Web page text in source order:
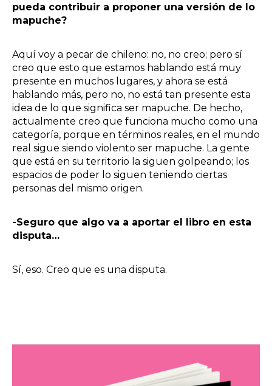
pueda contribuir a proponer una versión de lo
mapuche?
Aquí voy a pecar de chileno: no, no creo; pero sí
creo que esto que estamos hablando está muy
presente en muchos lugares, y ahora se está
hablando más, pero no, no está tan presente esta
idea de lo que significa ser mapuche. De hecho,
actualmente creo que funciona mucho como una
categoría, porque en términos reales, en el mundo
real sigue siendo violento ser mapuche. La gente
que está en su territorio la siguen golpeando; los
espacios de poder lo siguen teniendo ciertas
personas del mismo origen.
-Seguro que algo va a aportar el libro en esta
disputa…
Sí, eso. Creo que es una disputa.